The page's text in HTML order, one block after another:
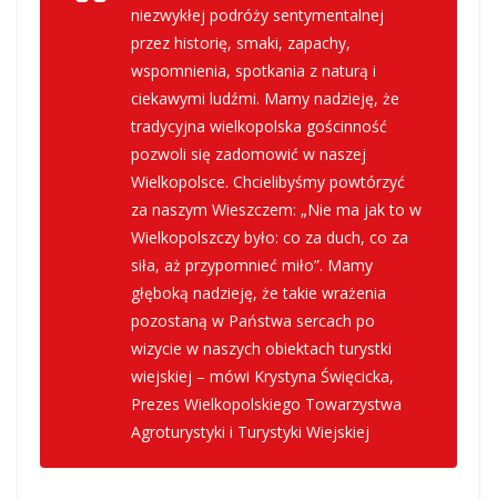
niezwykłej podróży sentymentalnej
przez historię, smaki, zapachy,
wspomnienia, spotkania z naturą i
ciekawymi ludźmi. Mamy nadzieję, że
tradycyjna wielkopolska gościnność
pozwoli się zadomowić w naszej
Wielkopolsce. Chcielibyśmy powtórzyć
za naszym Wieszczem: „Nie ma jak to w
Wielkopolszczy było: co za duch, co za
siła, aż przypomnieć miło”. Mamy
głęboką nadzieję, że takie wrażenia
pozostaną w Państwa sercach po
wizycie w naszych obiektach turystki
wiejskiej – mówi Krystyna Święcicka,
Prezes Wielkopolskiego Towarzystwa
Agroturystyki i Turystyki Wiejskiej